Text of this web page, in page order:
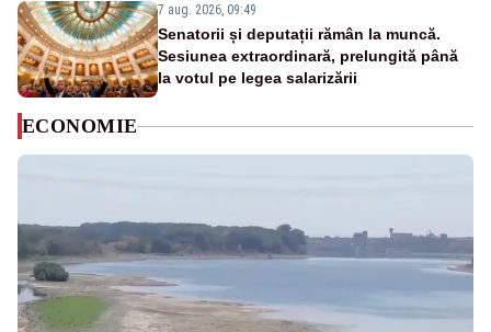
7 aug. 2026, 09:49
Senatorii și deputații rămân la muncă.
Sesiunea extraordinară, prelungită până
la votul pe legea salarizării
ECONOMIE